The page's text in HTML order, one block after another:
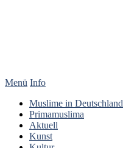
Menü Info
Muslime in Deutschland
Primamuslima
Aktuell
Kunst